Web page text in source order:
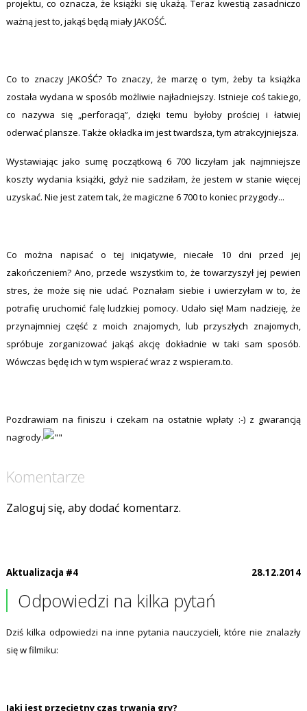
projektu, co oznacza, że książki się ukażą. Teraz kwestią zasadniczo
ważną jest to, jakąś będą miały JAKOŚĆ.
Co to znaczy JAKOŚĆ? To znaczy, że marzę o tym, żeby ta książka
została wydana w sposób możliwie najładniejszy. Istnieje coś takiego,
co nazywa się „perforacją”, dzięki temu byłoby prościej i łatwiej
oderwać plansze. Także okładka im jest twardsza, tym atrakcyjniejsza.
Wystawiając jako sumę początkową 6 700 liczyłam jak najmniejsze
koszty wydania książki, gdyż nie sadziłam, że jestem w stanie więcej
uzyskać. Nie jest zatem tak, że magiczne 6 700 to koniec przygody...
Co można napisać o tej inicjatywie, niecałe 10 dni przed jej
zakończeniem? Ano, przede wszystkim to, że towarzyszył jej pewien
stres, że może się nie udać. Poznałam siebie i uwierzyłam w to, że
potrafię uruchomić falę ludzkiej pomocy. Udało się! Mam nadzieję, że
przynajmniej część z moich znajomych, lub przyszłych znajomych,
spróbuje zorganizować jakąś akcję dokładnie w taki sam sposób.
Wówczas będę ich w tym wspierać wraz z wspieram.to.
Pozdrawiam na finiszu i czekam na ostatnie wpłaty :-) z gwarancją
nagrody.
Komentarze
Zaloguj się, aby dodać komentarz.
Aktualizacja #4 28.12.2014
Odpowiedzi na kilka pytań
Dziś kilka odpowiedzi na inne pytania nauczycieli, które nie znalazły
się w filmiku:
Jaki jest przeciętny czas trwania gry?